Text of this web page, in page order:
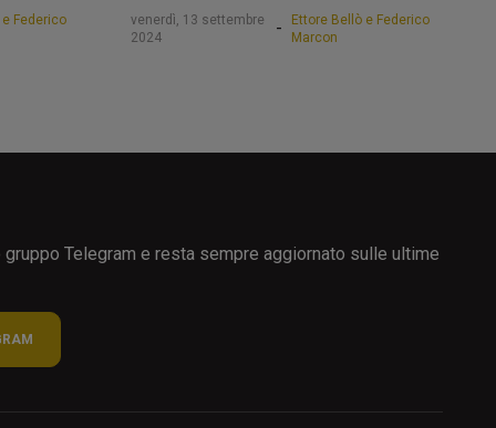
Federico
venerdì, 13 settembre
2024
-
Ettore Bellò e Federico
Marcon
Telegram e resta sempre aggiornato sulle ultime